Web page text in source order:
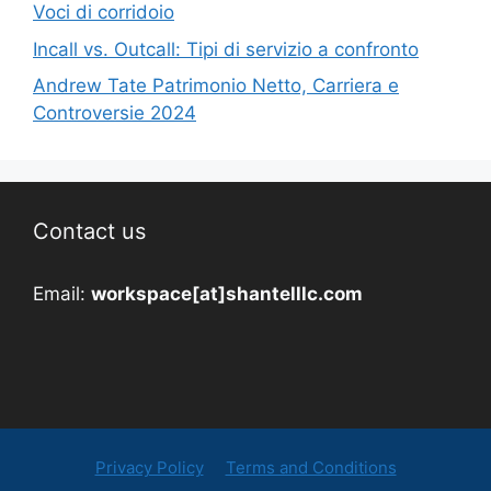
Voci di corridoio
Incall vs. Outcall: Tipi di servizio a confronto
Andrew Tate Patrimonio Netto, Carriera e
Controversie 2024
Contact us
Email: workspace[at]shantelllc.com
Privacy Policy Terms and Conditions